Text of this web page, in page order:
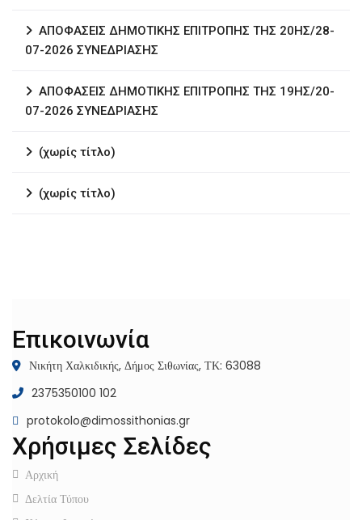
ΑΠΟΦΑΣΕΙΣ ΔΗΜΟΤΙΚΗΣ ΕΠΙΤΡΟΠΗΣ ΤΗΣ 20ΗΣ/28-
07-2026 ΣΥΝΕΔΡΙΑΣΗΣ
ΑΠΟΦΑΣΕΙΣ ΔΗΜΟΤΙΚΗΣ ΕΠΙΤΡΟΠΗΣ ΤΗΣ 19ΗΣ/20-
07-2026 ΣΥΝΕΔΡΙΑΣΗΣ
(χωρίς τίτλο)
(χωρίς τίτλο)
Επικοινωνία
Νικήτη Χαλκιδικής, Δήμος Σιθωνίας, ΤΚ: 63088
2375350100 102
protokolo@dimossithonias.gr
Χρήσιμες Σελίδες
Αρχική
Δελτία Τύπου